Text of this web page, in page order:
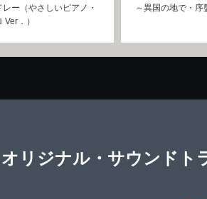
レー（やさしいピアノ・
Ver．）
～異国の地で・序
オリジナル・サウンドト